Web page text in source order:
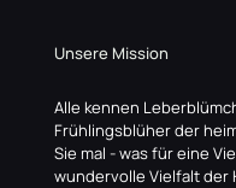
Unsere Mission
Alle kennen
Frühlingsblüher der
Sie mal - was für eine
wundervolle Vielfalt der